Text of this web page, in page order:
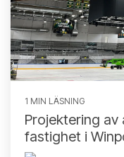
1 MIN LÄSNING
Projektering av
fastighet i